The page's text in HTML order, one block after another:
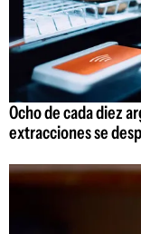
Ocho de cada diez
extracciones se